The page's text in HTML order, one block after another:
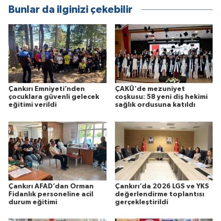
Bunlar da ilginizi çekebilir
Çankırı Emniyeti’nden
çocuklara güvenli gelecek
eğitimi verildi
ÇAKÜ'de mezuniyet
coşkusu: 58 yeni diş hekimi
sağlık ordusuna katıldı
Çankırı AFAD’dan Orman
Fidanlık personeline acil
durum eğitimi
Çankırı’da 2026 LGS ve YKS
değerlendirme toplantısı
gerçekleştirildi